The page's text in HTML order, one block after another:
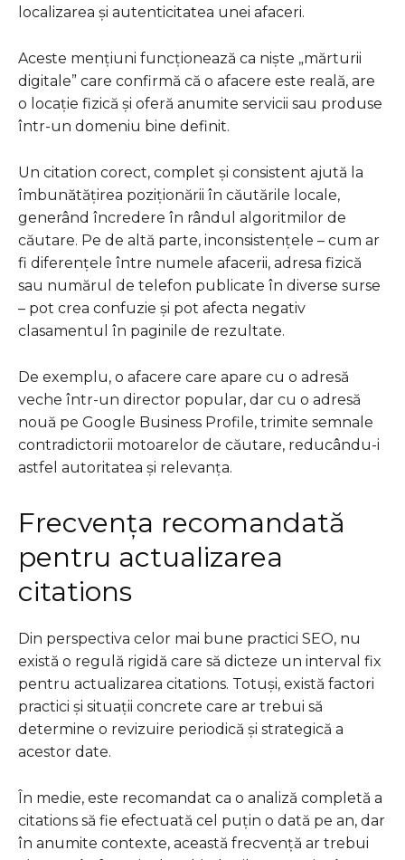
localizarea și autenticitatea unei afaceri.
Aceste mențiuni funcționează ca niște „mărturii
digitale” care confirmă că o afacere este reală, are
o locație fizică și oferă anumite servicii sau produse
într-un domeniu bine definit.
Un citation corect, complet și consistent ajută la
îmbunătățirea poziționării în căutările locale,
generând încredere în rândul algoritmilor de
căutare. Pe de altă parte, inconsistențele – cum ar
fi diferențele între numele afacerii, adresa fizică
sau numărul de telefon publicate în diverse surse
– pot crea confuzie și pot afecta negativ
clasamentul în paginile de rezultate.
De exemplu, o afacere care apare cu o adresă
veche într-un director popular, dar cu o adresă
nouă pe Google Business Profile, trimite semnale
contradictorii motoarelor de căutare, reducându-i
astfel autoritatea și relevanța.
Frecvența recomandată
pentru actualizarea
citations
Din perspectiva celor mai bune practici SEO, nu
există o regulă rigidă care să dicteze un interval fix
pentru actualizarea citations. Totuși, există factori
practici și situații concrete care ar trebui să
determine o revizuire periodică și strategică a
acestor date.
În medie, este recomandat ca o analiză completă a
citations să fie efectuată cel puțin o dată pe an, dar
în anumite contexte, această frecvență ar trebui